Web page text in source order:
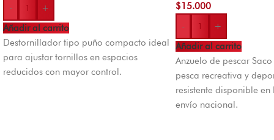
-
+
Añadir al carrito
Destornillador tipo puño compacto ideal
para ajustar tornillos en espacios
reducidos con mayor control.
$15.000
-
+
Añadir al carrito
Anzuelo de pescar
pesca recreativa y
resistente disponible
envío nacional.